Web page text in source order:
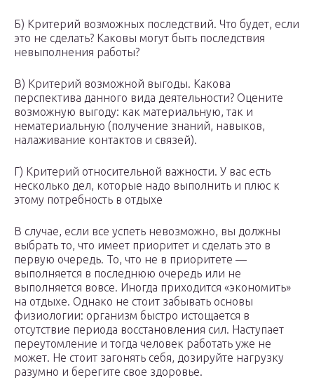
Б) Критерий возможных последствий. Что будет, если
это не сделать? Каковы могут быть последствия
невыполнения работы?
В) Критерий возможной выгоды. Какова
перспектива данного вида деятельности? Оцените
возможную выгоду: как материальную, так и
нематериальную (получение знаний, навыков,
налаживание контактов и связей).
Г) Критерий относительной важности. У вас есть
несколько дел, которые надо выполнить и плюс к
этому потребность в отдыхе
В случае, если все успеть невозможно, вы должны
выбрать то, что имеет приоритет и сделать это в
первую очередь. То, что не в приоритете —
выполняется в последнюю очередь или не
выполняется вовсе. Иногда приходится «экономить»
на отдыхе. Однако не стоит забывать основы
физиологии: организм быстро истощается в
отсутствие периода восстановления сил. Наступает
переутомление и тогда человек работать уже не
может. Не стоит загонять себя, дозируйте нагрузку
разумно и берегите свое здоровье.